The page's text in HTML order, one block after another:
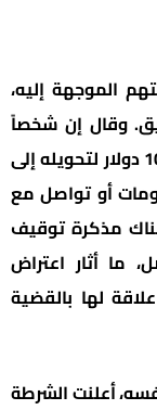
الموجهة إليه،
وقال إن شخصاً
يُدعى يوناتان من القدس أرسل له مبلغ 100 دولار لتحويله إلى
أو تواصل مع
مذكرة توقيف
أثار اعتراض
لها بالقضية
أعلنت الشرطة